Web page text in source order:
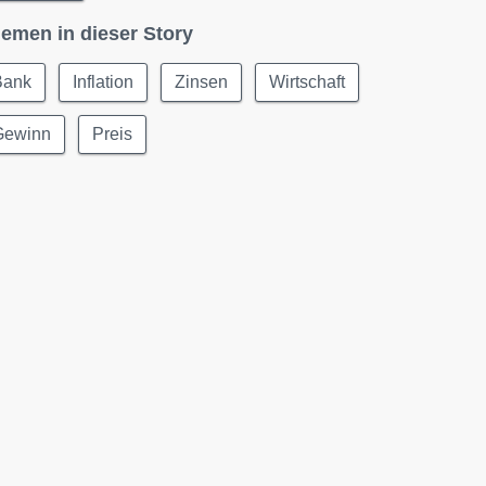
in dieser Story
Inflation Zinsen Wirtschaft
Preis